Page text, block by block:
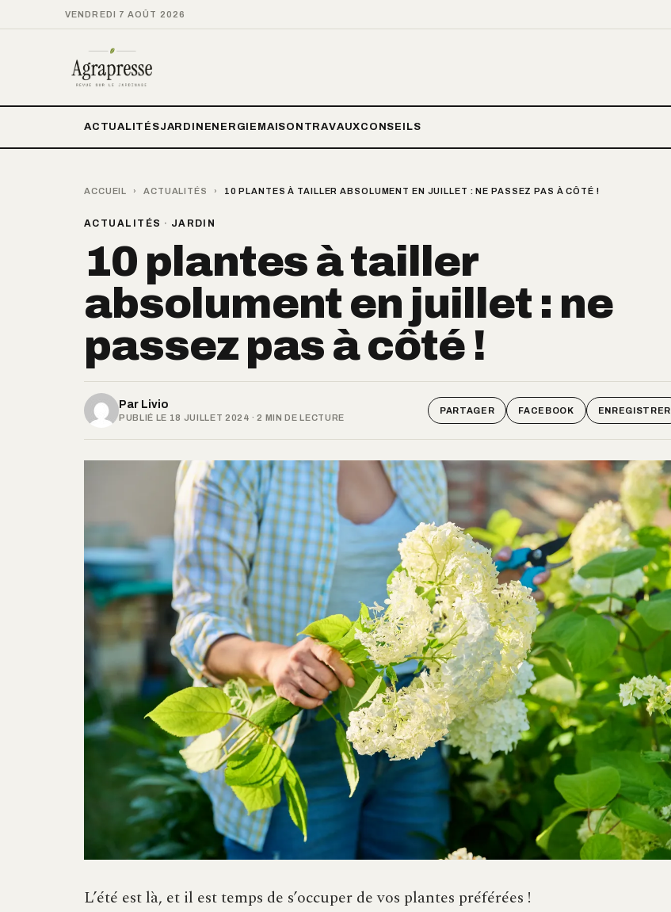
VENDREDI 7 AOÛT 2026
ACTUALITÉSJARDIN ENERGIE MAISON TRAVAUXCONSEILS
ACCUEIL › ACTUALITÉS › 10 PLANTES À TAILLER ABSOLUMENT EN JUILLET : NE PASSEZ PAS À CÔTÉ !
ACTUALITÉS · JARDIN
10 plantes à tailler
absolument en juillet : ne
passez pas à côté !
Par Livio
PUBLIÉ LE 18 JUILLET 2024 · 2 MIN DE LECTURE
PARTAGER FACEBOOK ENREGISTRER
L’été est là, et il est temps de s’occuper de vos plantes préférées !